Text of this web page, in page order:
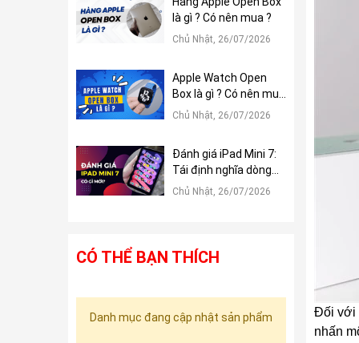
Đối với
nhấn
là gì ? Có nên mua ?
Chủ Nhật, 26/07/2026
Apple Watch Open
Box là gì ? Có nên mua
?
Chủ Nhật, 26/07/2026
Đánh giá iPad Mini 7:
Tái định nghĩa dòng
iPad Mini
Chủ Nhật, 26/07/2026
CÓ THỂ BẠN THÍCH
Danh mục đang cập nhật sản phẩm